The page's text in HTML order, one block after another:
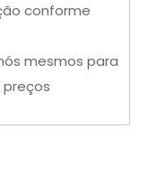
conforme
mesmos para